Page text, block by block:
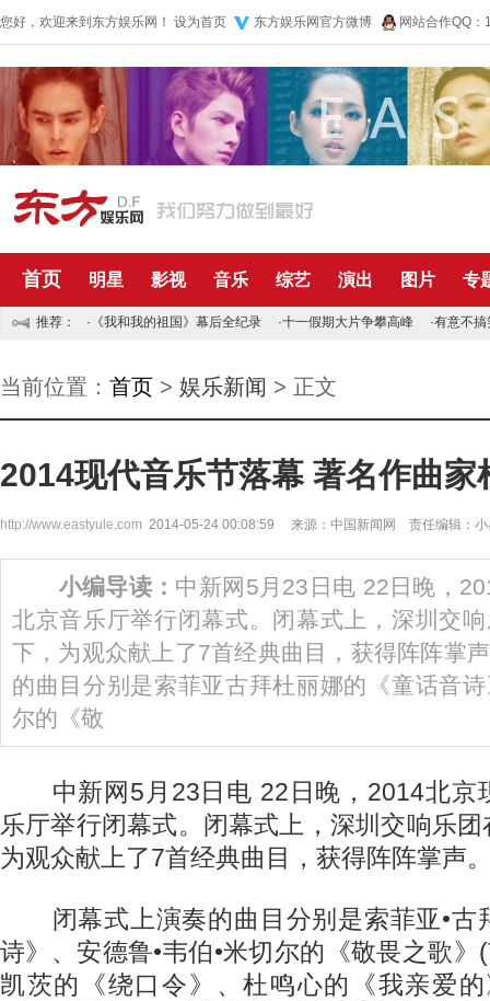
您好，欢迎来到东方娱乐网！ 设为首页 东方娱乐网官方微博 网站合作QQ
首页 明星 影视 音乐 综艺 演出 图片 专
推荐： · 《我和我的祖国》幕后全纪录 ·十一假期大片争攀高峰 ·有意不搞
当前位置： 首页 > 娱乐新闻 > 正文
2014现代音乐节落幕 著名作曲家
http://www.eastyule.com 2014-05-24 00:08:59 来源：中国新闻网 责任编辑：小
小编导读： 中新网5月23日电 22日晚，
北京音乐厅举行闭幕式。闭幕式上，深圳交
下，为观众献上了7首经典曲目，获得阵阵
的曲目分别是索菲亚古拜杜丽娜的《童话音
尔的《敬
中新网5月23日电 22日晚，2014北京
乐厅举行闭幕式。闭幕式上，深圳交响乐
为观众献上了7首经典曲目，获得阵阵掌声
闭幕式上演奏的曲目分别是索菲亚•古
诗》、安德鲁•韦伯•米切尔的《敬畏之歌》
凯茨的《绕口令》、杜鸣心的《我亲爱